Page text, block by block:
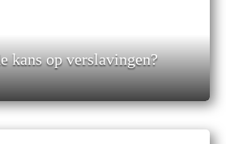
kans op verslavingen?